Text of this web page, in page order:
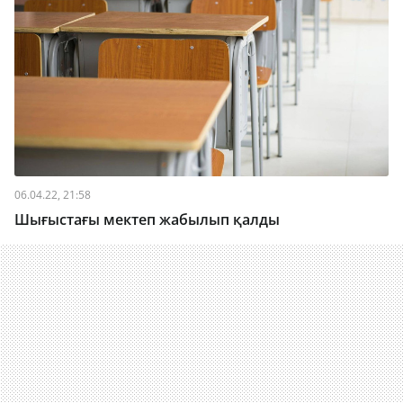
06.04.22, 21:58
Шығыстағы мектеп жабылып қалды